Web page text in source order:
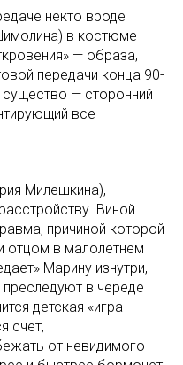
некто вроде
в костюме
— образа,
передачи конца 90-
— сторонний
все
Милешкина),
Виной
причиной которой
отцом в малолетнем
Марину изнутри,
в череде
детская «игра
счет,
от невидимого